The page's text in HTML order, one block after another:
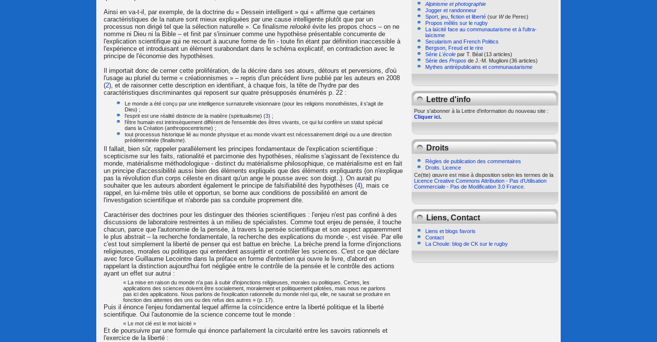
Ainsi en va-t-il, par exemple, de la doctrine du « Dessein intelligent » qui « affirme que certaines
caractéristiques de la nature sont mieux expliquées par une cause intelligente plutôt que par un
processus non dirigé tel que la sélection naturelle ». Ce finalisme relooké évite les propos chocs – on ne
nomme ni Dieu ni la Bible – et finit par s'insinuer comme une hypothèse présentable concurrente de
l'explication scientifique qui ne recourt à aucune forme de fin - toute fin étant par définition inaccessible à
l'expérience et introduisant un élément surabondant dans le schéma explicatif, en contradiction avec le
principe de l'économie des hypothèses.
Il importait donc de cerner cette prolifération, de la décrire dans ses atours, détours et perversions, d'où
l'usage au pluriel du terme « créationnismes » – repris d'un précédent livre publié par les auteurs en 2008
(2), et de raisonner cette description en identifiant, à chaque fois, la tête de l'hydre par des
caractéristiques discriminantes qui reposent sur quatre présupposés énumérés p. 22 :
Le monde a été conçu par une intelligence surnaturelle visionnaire (pour les religions monothéistes, il s'agit de
Dieu) ;
l'esprit est une réalité distincte de la matière (spiritualisme) (3) ;
l'être humain est intrinsèquement différent de l'ensemble des êtres vivants, ce qui lui confère un statut spécial
dans la Création (anthropocentrisme) ;
tout processus historique lié au monde physique et au monde vivant est nécessairement dirigé ou a une direction
prédéterminée (finalisme).
Il fallait, bien sûr, rappeler parallèlement les principes fondamentaux de l'explication scientifique :
scepticisme sur les faits, rationalité et parcimonie des hypothèses, réalisme s'agissant de l'existence du
monde, matérialisme méthodologique - distinct du matérialisme philosophique, ce matérialisme est en fait
un principe d'accessibilité aussi bien des éléments expliqués que des éléments expliquants (on n'explique
pas la révolution d'un corps céleste en disant qu'un ange le pousse avec son doigt..). On aurait pu
souhaiter que les auteurs abordent également le principe de falsifiabilité des hypothèses (4), mais ce
rappel, en lui-même très utile et opportun, se borne aux conditions de possibilité en amont de
l'investigation scientifique et n'aborde pas sa conduite proprement dite.
Caractériser des doctrines pour les distinguer des théories scientifiques : l'enjeu n'est pas confiné à des
discussions de laboratoire restreintes à un milieu de spécialistes. Comme tout enjeu de pensée, il touche
chacun, parce que l'autonomie de la pensée, à travers la pensée scientifique et son aspect apparemment
le plus abstrait – la recherche fondamentale, la recherche des explications du monde -, est visée. Par elle
c'est tout simplement la liberté de penser qui est battue en brèche. La brèche prend la forme d'injonctions
religieuses, morales ou politiques qui entendent assujettir et contrôler les sciences. C'est ce que déclare
avec force Guillaume Lecointre dans la préface en forme d'entretien qui ouvre le livre, d'abord en
rappelant la distinction aujourd'hui fort négligée entre le contrôle de la pensée et le contrôle des actions
ayant un effet sur autrui :
« La mise en raison du monde n'a pas à subir d'injonctions religieuses, morales ou politiques. Certes, les
applications des sciences doivent être socialement, moralement et politiquement pilotées, mais nous ne parlons
pas ici des applications. Nous parlons de l'explication rationnelle du monde réel qui, elle, ne saurait se produire en
fonction des attentes des uns ou des refus des autres » (p. 17).
Puis il énonce l'enjeu fondamental lequel affirme la coïncidence entre la liberté politique et la liberté
scientifique. Oui l'autonomie de la science concerne tout le monde :
« Le mot clé est le mot laïcité »
Et de poursuivre par une formule qui énonce parfaitement la circularité entre les savoirs rationnels et
l'exercice de la liberté :
Alpinisme et photographie
Jogger et randonneur
Sport, jeu, fiction et liberté (sur Wde Perec)
Propos mêlés sur le rugby
La laïcité face au communautarisme et à l'ultra-
laïcisme
Secularism and French Politics
Bergson, Freud et le rire
Série L'école par T. Béal (13 articles)
Série des Propos de J.-M. Muglioni (36 articles)
Mythes antirépublicains et communautarisme
Lettre d'info
Pour s'abonner à la Lettre d'information du nouveau site :
Cliquer ici.
Droits
Règles de publication des commentaires
Droits. Licence
Ce(tte) œuvre est mise à disposition selon les termes de la
Licence Creative Commons Attribution - Pas d’Utilisation
Commerciale - Pas de Modification 3.0 France
Liens, Contact
Liens et blogs favoris
Contact
La Choule: blog de CK sur le rugby